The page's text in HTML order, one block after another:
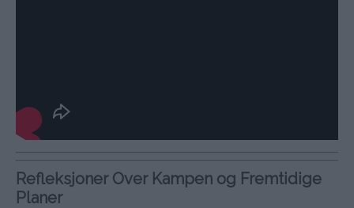
Refleksjoner Over Kampen og Fremtidige
Planer